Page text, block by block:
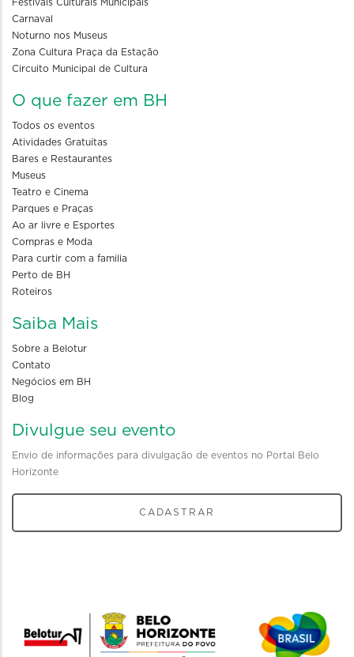
Festivais Culturais Municipais
Carnaval
Noturno nos Museus
Zona Cultura Praça da Estação
Circuito Municipal de Cultura
O que fazer em BH
Todos os eventos
Atividades Gratuitas
Bares e Restaurantes
Museus
Teatro e Cinema
Parques e Praças
Ao ar livre e Esportes
Compras e Moda
Para curtir com a familia
Perto de BH
Roteiros
Saiba Mais
Sobre a Belotur
Contato
Negócios em BH
Blog
Divulgue seu evento
Envio de informações para divulgação de eventos no Portal Belo
Horizonte
CADASTRAR